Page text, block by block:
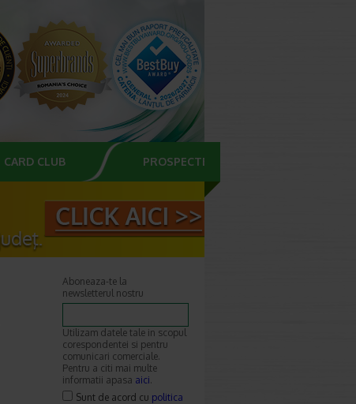
CARD CLUB PROSPECTE
Aboneaza-te la
newsletterul nostru
Utilizam datele tale in scopul
corespondentei si pentru
comunicari comerciale.
Pentru a citi mai multe
informatii apasa aici.
Sunt de acord cu politica